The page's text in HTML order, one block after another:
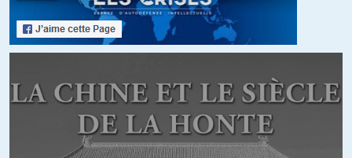
le Monde Diplomatique de janvier 2022.
Analyse sur son histoire et ses revirements, son absorption
progressive aux concepts neoliberaux…
+2 ALERTER
christian gedeon//21.01.2022 à 10h27